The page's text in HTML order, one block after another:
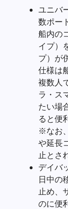
ユニバ
数ポー
船内の
イプ）
プ）が
仕様は
複数人
ラ・ス
たい場
ると便
※なお
や延長
止とさ
デイバ
日中の
止め、
のに便